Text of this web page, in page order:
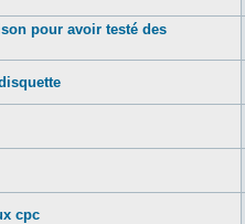
pour avoir testé des
cpc